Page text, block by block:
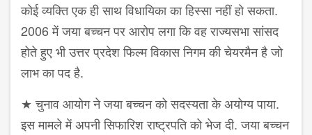
कोई व्यक्ति एक ही साथ विधायिका का हिस्सा नहीं हो सकता.
2006 में जया बच्चन पर आरोप लगा कि वह राज्यसभा सांसद
होते हुए भी उत्तर प्रदेश फिल्म विकास निगम की चेयरमैन है जो
लाभ का पद है.
★ चुनाव आयोग ने जया बच्चन को सदस्यता के अयोग्य पाया.
इस मामले में अपनी सिफारिश राष्ट्रपति को भेज दी. जया बच्चन